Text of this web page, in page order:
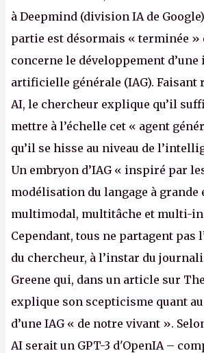
à Deepmind (division IA de
partie est désormais « terminée »
concerne le développement
artificielle générale (IAG). Faisant
AI, le chercheur explique qu’il
mettre à l’échelle cet « agent
qu’il se hisse au niveau de
Un embryon d’IAG « inspiré par
modélisation du langage à grande
multimodal, multitâche et multi-
Cependant, tous ne partagent pas
du chercheur, à l’instar du
Greene qui, dans un article sur
explique son scepticisme quant
d’une IAG « de notre vivant ».
AI serait un GPT-3 d'OpenIA –